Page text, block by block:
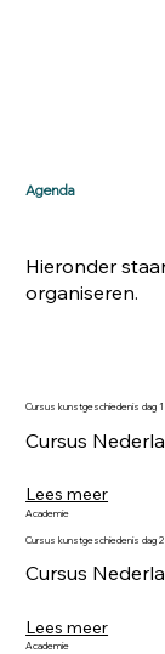
Agenda
Hieronder
organiseren.
Cursus kunstgeschiedenis dag 1
Cursus
Lees meer
Academie
Cursus kunstgeschiedenis dag 2
Cursus
Lees meer
Academie